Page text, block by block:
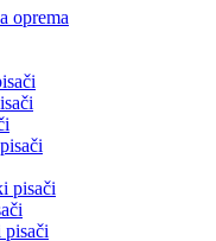
oprema
pisači